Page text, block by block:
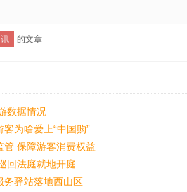
的文章
数据情况
为啥爱上“中国购”
管 保障游客消费权益
回法庭就地开庭
务驿站落地西山区